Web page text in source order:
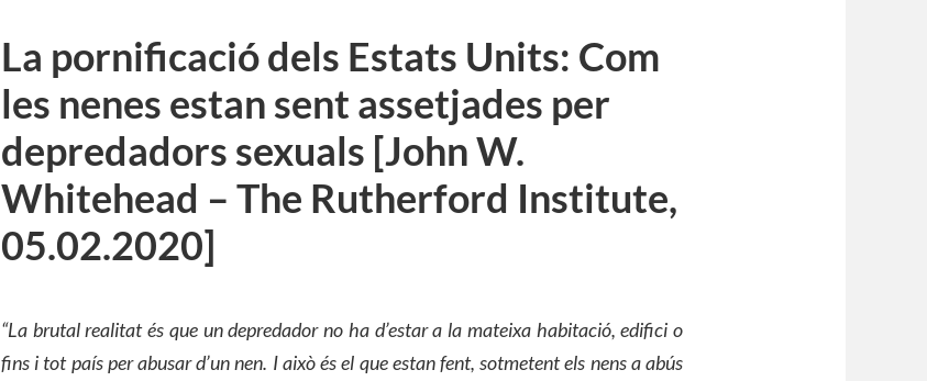
La pornificació dels Estats Units: Com
les nenes estan sent assetjades per
depredadors sexuals [John W.
Whitehead – The Rutherford Institute,
05.02.2020]
“La brutal realitat és que un depredador no ha d’estar a la mateixa habitació, edifici o
fins i tot país per abusar d’un nen. I això és el que estan fent, sotmetentels nens a abús